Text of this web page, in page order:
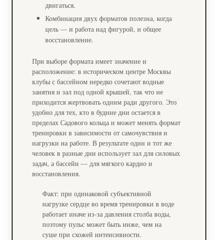
двигаться.
Комбинация двух форматов полезна, когда
цель — и работа над фигурой, и общее
восстановление.
При выборе формата имеет значение и
расположение: в историческом центре Москвы
клубы с бассейном нередко сочетают водные
занятия и зал под одной крышей, так что не
приходится жертвовать одним ради другого. Это
удобно для тех, кто в будние дни остается в
пределах Садового кольца и может менять формат
тренировки в зависимости от самочувствия и
нагрузки на работе. В результате один и тот же
человек в разные дни использует зал для силовых
задач, а бассейн — для мягкого кардио и
восстановления.
Факт: при одинаковой субъективной
нагрузке сердце во время тренировки в воде
работает иначе из-за давления столба воды,
поэтому пульс может быть ниже, чем на
суше при схожей интенсивности.